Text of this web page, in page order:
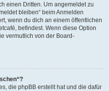
einen Dritten. Um angemeldet zu
bleiben“ beim Anmelden
wenn du dich an einem öffentlichen
befindest. Wenn diese Option
vermutlich von der Board-
die phpBB erstellt hat und die dafür